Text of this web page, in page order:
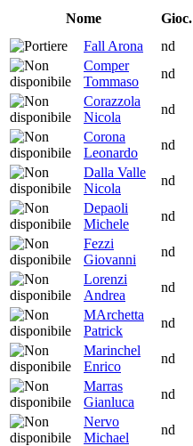
Nome
Gioc.
Fall Arona
nd
Comper
Tommaso
nd
Corazzola
Nicola
nd
Corona
Leonardo
nd
Dalla Valle
Nicola
nd
Depaoli
Michele
nd
Fezzi
Giovanni
nd
Lorenzi
Andrea
nd
MArchetta
Patrick
nd
Marinchel
Enrico
nd
Marras
Gianluca
nd
Nervo
Michael
nd